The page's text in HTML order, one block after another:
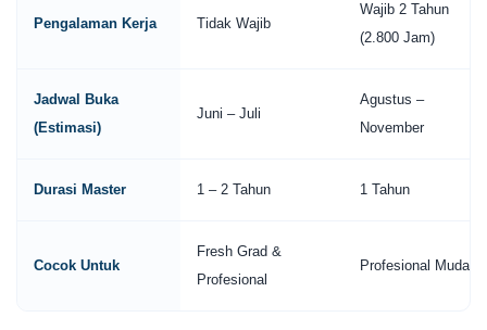
Pengalaman Kerja Tidak Wajib
Wajib 2 Tahun
(2.800 Jam)
Jadwal Buka
(Estimasi)
Juni – Juli
Agustus –
November
Durasi Master 1 – 2 Tahun 1 Tahun
Cocok Untuk
Fresh Grad &
Profesional
Profesional Muda